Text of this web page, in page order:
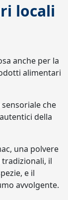
locali
anche per la
alimentari
che
della
una polvere
il
e il
avvolgente.